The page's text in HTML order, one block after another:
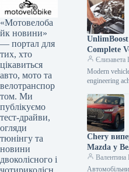
«Мотовелоба
йк новини»
— портал для
тих, хто
цікавиться
авто, мото та
велотранспор
том. Ми
публікуємо
тест-драйви,
огляди
тюнінгу та
новини
двоколісного і
чотириколісн
Complete
& ECU
Modern
engineering
with intricate
systems.
car…
Chery
Mazda у
лише за
на ринку.
Валентина